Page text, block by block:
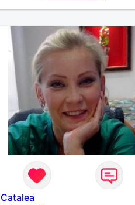
Catalea